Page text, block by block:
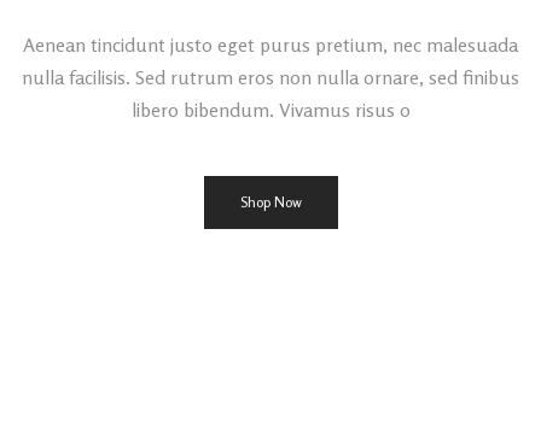
Aenean tincidunt justo eget purus pretium, nec malesuada
nulla facilisis. Sed rutrum eros non nulla ornare, sed finibus
libero bibendum. Vivamus risus o
Shop Now